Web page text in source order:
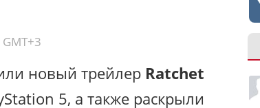
новый трейлер Ratchet
5, а также раскрыли